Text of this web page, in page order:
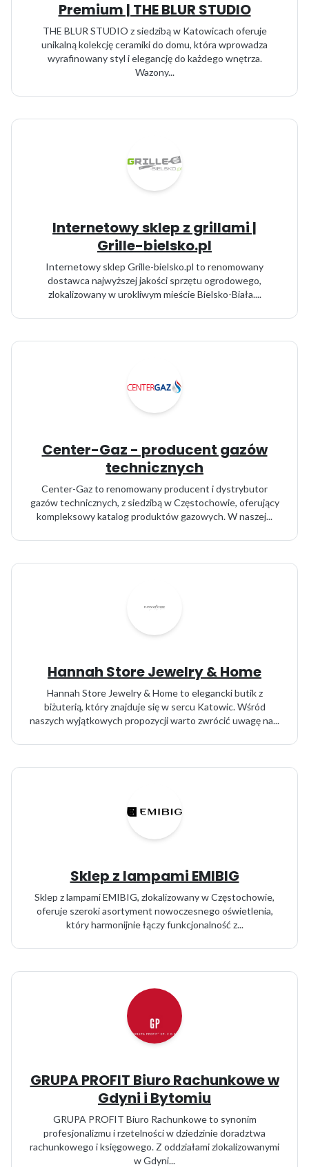
Premium | THE BLUR STUDIO
THE BLUR STUDIO z siedzibą w Katowicach oferuje
unikalną kolekcję ceramiki do domu, która wprowadza
wyrafinowany styl i elegancję do każdego wnętrza.
Wazony...
Internetowy sklep z grillami |
Grille-bielsko.pl
Internetowy sklep Grille-bielsko.pl to renomowany
dostawca najwyższej jakości sprzętu ogrodowego,
zlokalizowany w urokliwym mieście Bielsko-Biała....
Center-Gaz - producent gazów
technicznych
Center-Gaz to renomowany producent i dystrybutor
gazów technicznych, z siedzibą w Częstochowie, oferujący
kompleksowy katalog produktów gazowych. W naszej...
Hannah Store Jewelry & Home
Hannah Store Jewelry & Home to elegancki butik z
biżuterią, który znajduje się w sercu Katowic. Wśród
naszych wyjątkowych propozycji warto zwrócić uwagę na...
Sklep z lampami EMIBIG
Sklep z lampami EMIBIG, zlokalizowany w Częstochowie,
oferuje szeroki asortyment nowoczesnego oświetlenia,
który harmonijnie łączy funkcjonalność z...
GRUPA PROFIT Biuro Rachunkowe w
Gdyni i Bytomiu
GRUPA PROFIT Biuro Rachunkowe to synonim
profesjonalizmu i rzetelności w dziedzinie doradztwa
rachunkowego i księgowego. Z oddziałami zlokalizowanymi
w Gdyni...